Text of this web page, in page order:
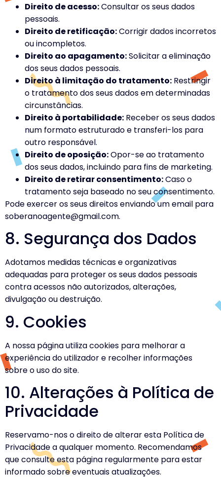
Direito de acesso:Consultar os seus dados
pessoais.
Direito de retificação:Corrigir dados incorretos
ou incompletos.
Direito ao apagamento:Solicitar a eliminação
dos seus dados pessoais.
Direito à limitação do tratamento: Restringir
o tratamento dos seus dados em determinadas
circunstâncias.
Direito à portabilidade: Receber os seus dados
num formato estruturado e transferi-los para
outro responsável.
Direito de oposição:Opor-se ao tratamento
dos seus dados, incluindo para fins de marketing.
Direito de retirar consentimento:Caso o
tratamento seja baseado no seu consentimento.
Pode exercer os seus direitos enviando um email para
soberanoagente@gmail.com.
8. Segurança dos Dados
Adotamos medidas técnicas e organizativas
adequadas para proteger os seus dados pessoais
contra acessos não autorizados, alterações,
divulgação ou destruição.
9. Cookies
A nossa página utiliza cookies para melhorar a
experiência do utilizador e recolher informações
sobre o uso do site.
10. Alterações à Política de
Privacidade
Reservamo-nos o direito de alterar esta Política de
Privacidade a qualquer momento. Recomendamos
que consulte esta página regularmente para estar
informado sobre eventuais atualizações.